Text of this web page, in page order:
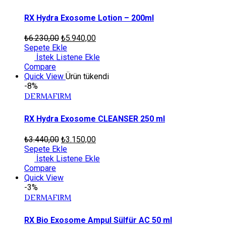
RX Hydra Exosome Lotion – 200ml
₺6.230,00 ₺5.940,00
Sepete Ekle
İstek Listene Ekle
Compare
Quick View Ürün tükendi
-8%
DERMAFIRM
RX Hydra Exosome CLEANSER 250 ml
₺3.440,00 ₺3.150,00
Sepete Ekle
İstek Listene Ekle
Compare
Quick View
-3%
DERMAFIRM
RX Bio Exosome Ampul Sülfür AC 50 ml